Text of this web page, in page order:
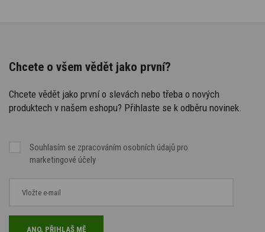
Chcete o všem vědět jako první?
Chcete vědět jako první o slevách nebo třeba o nových
produktech v našem eshopu? Přihlaste se k odběru novinek.
Souhlasím se zpracováním osobních údajů pro
marketingové účely